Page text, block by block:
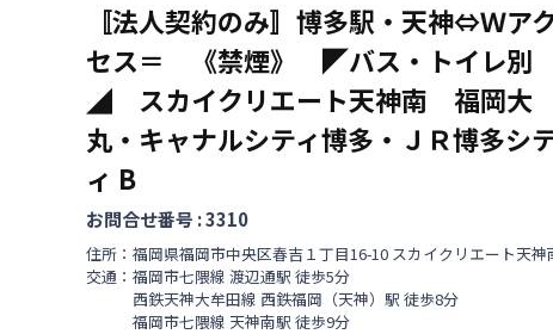
〚法人契約のみ〛博多駅・天神⇔Ｗア
セス＝ 《禁煙》 ◤バス・トイレ別
◢ スカイクリエート天神南 福岡大
丸・キャナルシティ博多・ＪＲ博多シ
ィ B
お問合せ番号 :3310
住所： 福岡県福岡市中央区春吉 １丁目16-10 スカイクリエート天
交通： 福岡市七隈線 渡辺通駅 徒歩5分
西鉄天神大牟田線 西鉄福岡（天神）駅 徒歩8分
福岡市七隈線 天神南駅 徒歩9分